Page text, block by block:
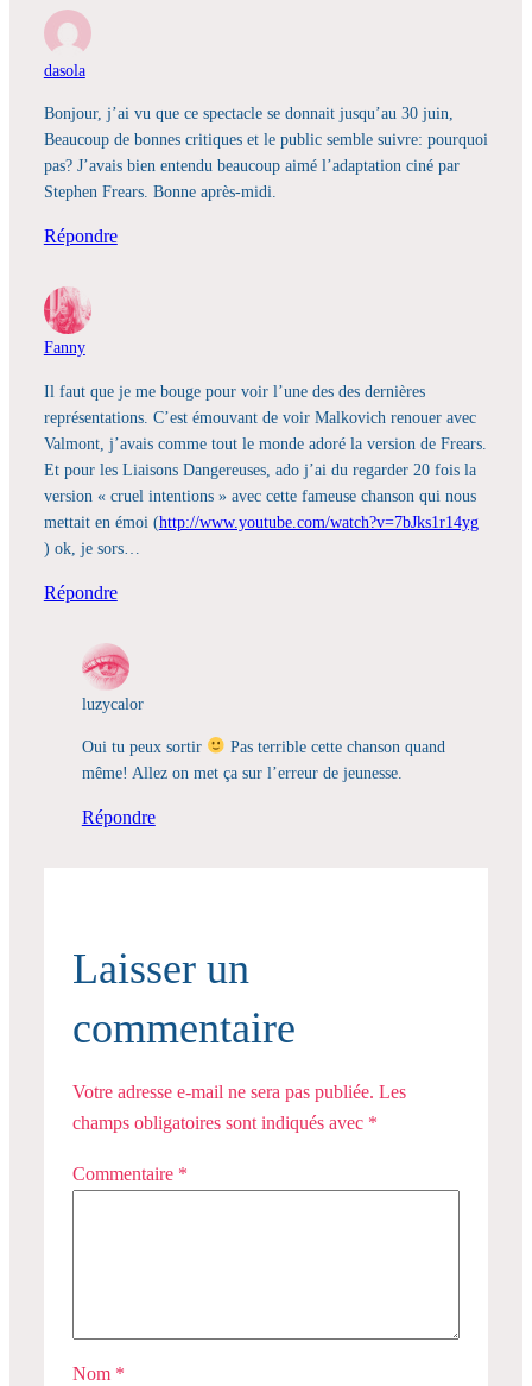
dasola
Bonjour, j’ai vu que ce spectacle se donnait jusqu’au 30 juin,
Beaucoup de bonnes critiques et le public semble suivre: pourquoi
pas? J’avais bien entendu beaucoup aimé l’adaptation ciné par
Stephen Frears. Bonne après-midi.
Répondre
Fanny
Il faut que je me bouge pour voir l’une des des dernières
représentations. C’est émouvant de voir Malkovich renouer avec
Valmont, j’avais comme tout le monde adoré la version de Frears.
Et pour les Liaisons Dangereuses, ado j’ai du regarder 20 fois la
version « cruel intentions » avec cette fameuse chanson qui nous
mettait en émoi (http://www.youtube.com/watch?v=7bJks1r14yg
) ok, je sors…
Répondre
luzycalor
Oui tu peux sortir
Pas terrible cette chanson quand
même! Allez on met ça sur l’erreur de jeunesse.
Répondre
Laisser un
commentaire
Votre adresse e-mail ne sera pas publiée. Les
champs obligatoires sont indiqués avec *
Commentaire *
Nom *